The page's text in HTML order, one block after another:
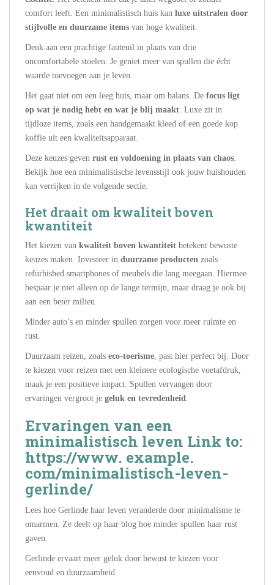
comfort leeft. Een minimalistisch huis kan luxe uitstralen door
stijlvolle en duurzame items van hoge kwaliteit.
Denk aan een prachtige fauteuil in plaats van drie
oncomfortabele stoelen. Je geniet meer van spullen die écht
waarde toevoegen aan je leven.
Het gaat niet om een leeg huis, maar om balans. De focus ligt
op wat je nodig hebt en wat je blij maakt . Luxe zit in
tijdloze items, zoals een handgemaakt kleed of een goede kop
koffie uit een kwaliteitsapparaat.
Deze keuzes geven rust en voldoening in plaats van chaos
Bekijk hoe een minimalistische levensstijl ook jouw huishouden
kan verrijken in de volgende sectie.
Het draait om kwaliteit boven
kwantiteit
Het kiezen van kwaliteit boven kwantiteit betekent bewuste
keuzes maken. Investeer in duurzame producten zoals
refurbished smartphones of meubels die lang meegaan. Hiermee
bespaar je niet alleen op de lange termijn, maar draag je ook bij
aan een beter milieu.
Minder auto’s en minder spullen zorgen voor meer ruimte en
rust.
Duurzaam reizen, zoals eco-toerisme , past hier perfect bij. Door
te kiezen voor reizen met een kleinere ecologische voetafdruk,
maak je een positieve impact. Spullen vervangen door
ervaringen vergroot je geluk en tevredenheid
Ervaringen van een
minimalistisch leven Link to:
https://www. example.
com/minimalistisch-leven-
gerlinde/
Lees hoe Gerlinde haar leven veranderde door minimalisme te
omarmen. Ze deelt op haar blog hoe minder spullen haar rust
gaven.
Gerlinde ervaart meer geluk door bewust te kiezen voor
eenvoud en duurzaamheid.